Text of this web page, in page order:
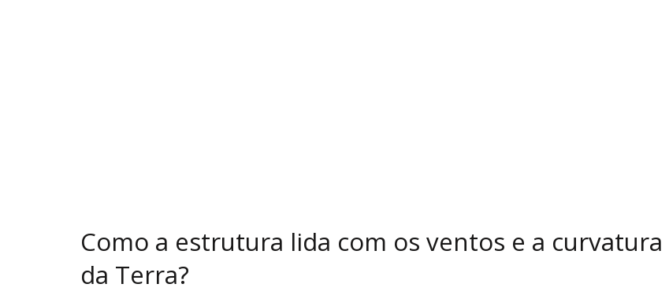
Como a estrutura lida com os ventos e a curvatura
da Terra?